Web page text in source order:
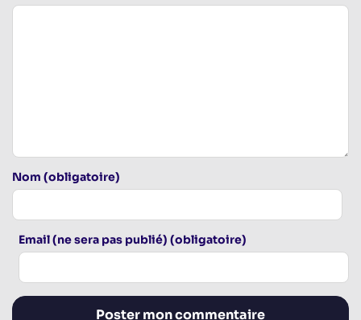
Nom (obligatoire)
Email (ne sera pas publié) (obligatoire)